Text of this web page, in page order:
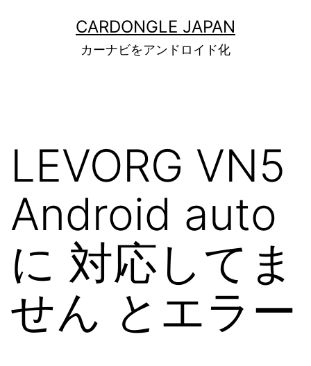
プ
CARDONGLE JAPAN
カーナビをアンドロイド化
LEVORG VN5
Android auto
に 対応してま
せん とエラー